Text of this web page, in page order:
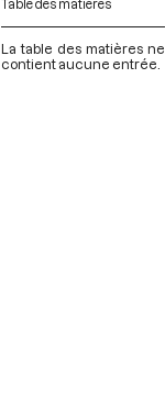
Table des matières
La table des matières ne
contient aucune entrée.